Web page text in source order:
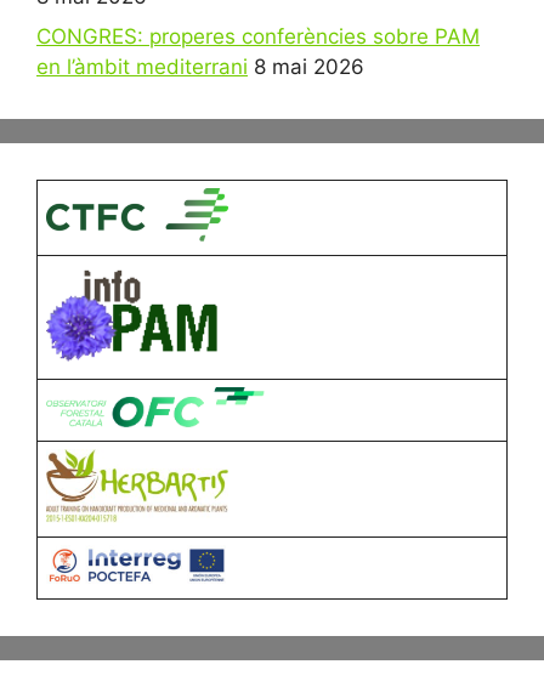
CONGRES: properes conferències sobre PAM
en l’àmbit mediterrani 8 mai 2026